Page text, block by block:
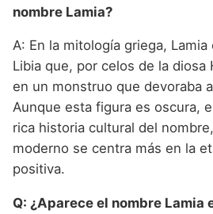
nombre Lamia?
A: En la mitología griega, Lamia
Libia que, por celos de la
en un monstruo que devoraba
Aunque esta figura es oscura,
rica historia cultural del
moderno se centra más en la
positiva.
Q: ¿Aparece el nombre Lamia